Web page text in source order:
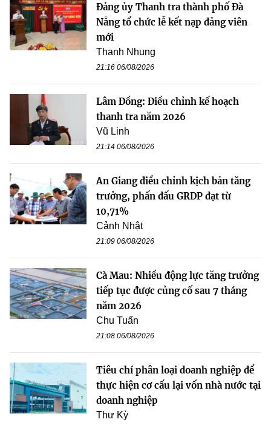
Đảng ủy Thanh tra thành phố Đà
Nẵng tổ chức lễ kết nạp đảng viên
mới
Thanh Nhung
21:16 06/08/2026
Lâm Đồng: Điều chỉnh kế hoạch
thanh tra năm 2026
Vũ Linh
21:14 06/08/2026
An Giang điều chỉnh kịch bản tăng
trưởng, phấn đấu GRDP đạt từ
10,71%
Cảnh Nhật
21:09 06/08/2026
Cà Mau: Nhiều động lực tăng trưởng
tiếp tục được củng cố sau 7 tháng
năm 2026
Chu Tuấn
21:08 06/08/2026
Tiêu chí phân loại doanh nghiệp để
thực hiện cơ cấu lại vốn nhà nước tại
doanh nghiệp
Thư Kỳ